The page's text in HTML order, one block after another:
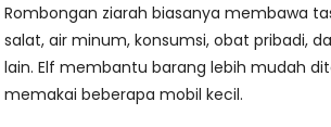
Rombongan ziarah biasanya membawa
salat, air minum, konsumsi, obat pribadi,
lain. Elf membantu barang lebih mudah
memakai beberapa mobil kecil.